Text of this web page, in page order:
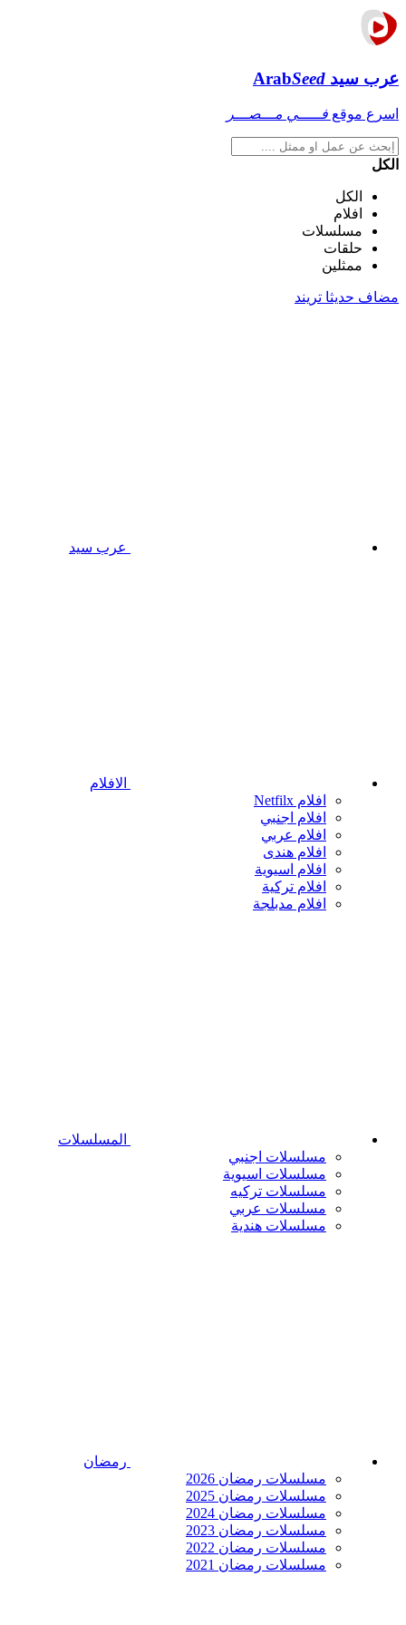
عرب سيد ArabSeed
اسرع موقع فـــــي مـــصـــر
الكل
الكل
افلام
مسلسلات
حلقات
ممثلين
مضاف حديثا تريند
عرب سيد
الافلام
افلام Netfilx
افلام اجنبي
افلام عربي
افلام هندى
افلام اسيوية
افلام تركية
افلام مدبلجة
المسلسلات
مسلسلات اجنبي
مسلسلات اسيوية
مسلسلات تركيه
مسلسلات عربي
مسلسلات هندية
رمضان
مسلسلات رمضان 2026
مسلسلات رمضان 2025
مسلسلات رمضان 2024
مسلسلات رمضان 2023
مسلسلات رمضان 2022
مسلسلات رمضان 2021